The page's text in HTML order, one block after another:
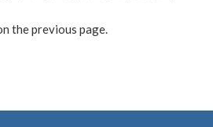
the previous page.